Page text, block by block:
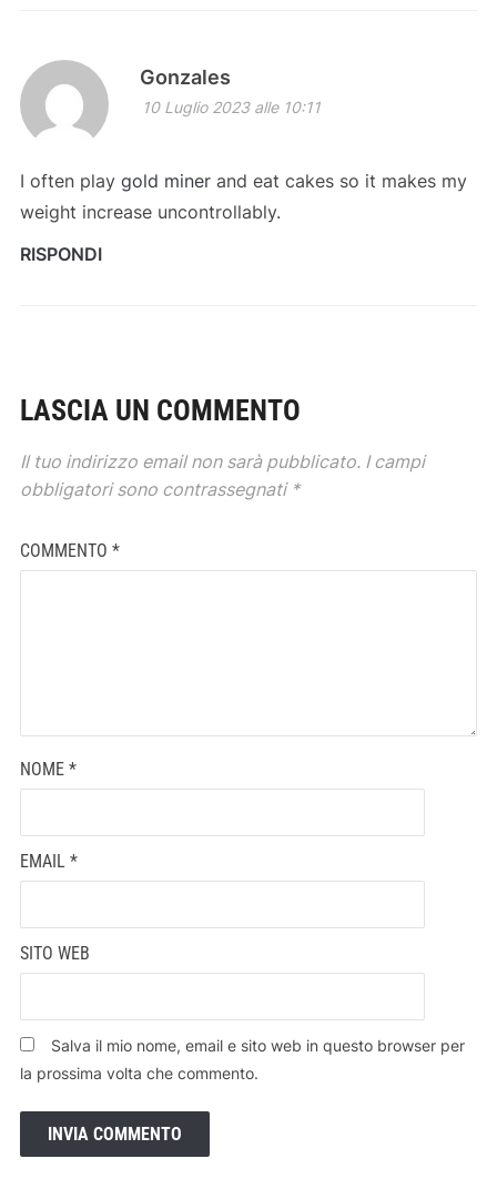
Gonzales
10 Luglio 2023 alle 10:11
I often play gold minerand eat cakes so it makes my
weight increase uncontrollably.
RISPONDI
LASCIA UN COMMENTO
Il tuo indirizzo email non sarà pubblicato. I campi
obbligatori sono contrassegnati *
COMMENTO *
NOME *
EMAIL *
SITO WEB
Salva il mio nome, email e sito web in questo browser per
la prossima volta che commento.